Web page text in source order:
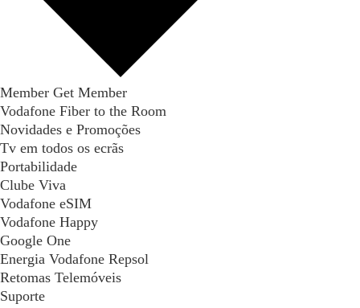
Member Get Member
Vodafone Fiber to the Room
Novidades e Promoções
Tv em todos os ecrãs
Portabilidade
Clube Viva
Vodafone eSIM
Vodafone Happy
Google One
Energia Vodafone Repsol
Retomas Telemóveis
Suporte